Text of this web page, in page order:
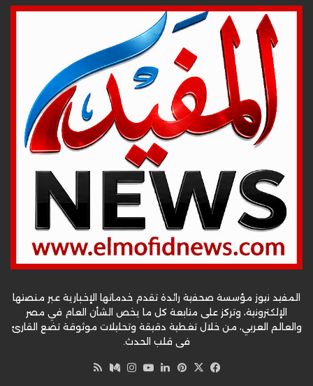
المفيد نيوز مؤسسة صحفية رائدة تقدم خدماتها الإخبارية عبر منصتها
الإلكترونية، وتركز على متابعة كل ما يخص الشأن العام في مصر
والعالم العربي، من خلال تغطية دقيقة وتحليلات موثوقة تضع القارئ
في قلب الحدث.
فيسبوك
‫X بينتيريست
لينكدإن‫YouTube
انستقرام
وسط